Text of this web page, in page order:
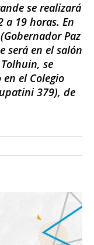
se realizará
a 19 horas. En
Paz
será en el salón
se
el Colegio
379), de